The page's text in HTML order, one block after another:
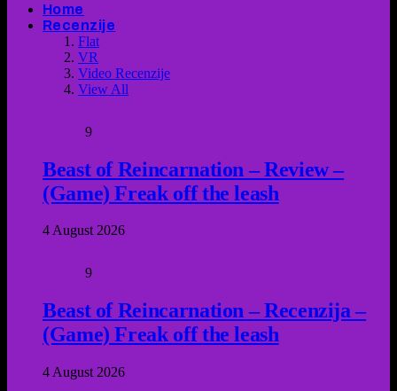
Home
Recenzije
Flat
VR
Video Recenzije
View All
9
Beast of Reincarnation – Review –
(Game) Freak off the leash
4 August 2026
9
Beast of Reincarnation – Recenzija –
(Game) Freak off the leash
4 August 2026